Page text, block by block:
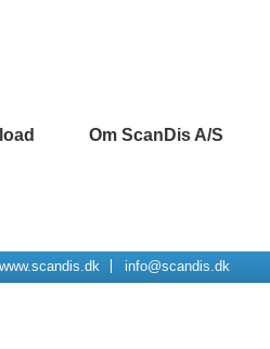
Om ScanDis A/S
www.scandis.dk info@scandis.dk